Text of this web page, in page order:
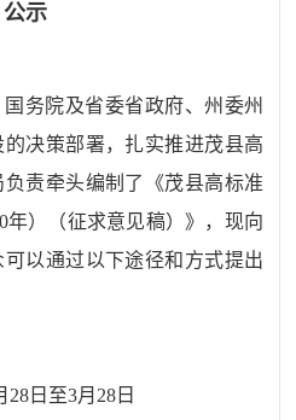
公示
务院及省委省政府、州委州
决策部署，扎实推进茂县高
责牵头编制了《茂县高标准
年）（征求意见稿）》， 现向
以通过以下途径和方式提出
28日至3月28日